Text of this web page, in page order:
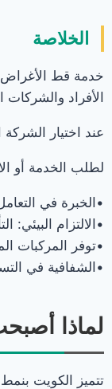
الخلاصة
خدمة قط الأغراض
الأفراد
عند اختيار
لطلب الخدمة أو
•الخبرة في
•الالتزام
•توفر المركبات
•الشفافية في
لماذا
تتميز الكويت